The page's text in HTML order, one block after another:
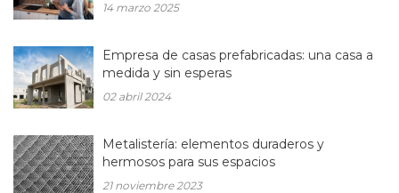
14 marzo 2025
Empresa de casas prefabricadas: una casa a
medida y sin esperas
02 abril 2024
Metalistería: elementos duraderos y
hermosos para sus espacios
21 noviembre 2023